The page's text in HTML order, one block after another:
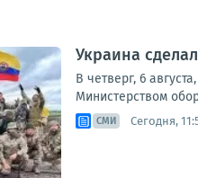
Украина
В четверг, 6
Министерством
СМИ Сегодня,